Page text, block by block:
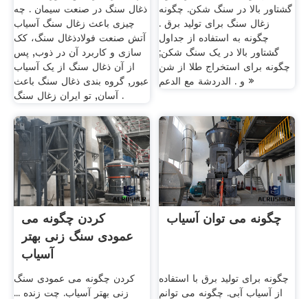
ذغال سنگ در صنعت سیمان . چه
چیزی باعث زغال سنگ آسیاب
آتش صنعت فولادذغال سنگ، کک
سازی و کاربرد آن در ذوب, پس
از آن ذغال سنگ از یک آسیاب
عبور, گروه بندی ذغال سنگ باعث
آسان, تو ایران زغال سنگ .
گشتاور بالا در سنگ شکن. چگونه
زغال سنگ برای تولید برق .
چگونه به استفاده از جداول
گشتاور بالا در یک سنگ شکن;
چگونه برای استخراج طلا از شن
و . الدردشة مع الدعم »
کردن چگونه می
عمودی سنگ زنی بهتر
آسیاب
کردن چگونه می عمودی سنگ
زنی بهتر آسیاب. چت زنده ...
چگونه می توان آسیاب
چگونه برای تولید برق با استفاده
از آسیاب آبی. چگونه می توانم